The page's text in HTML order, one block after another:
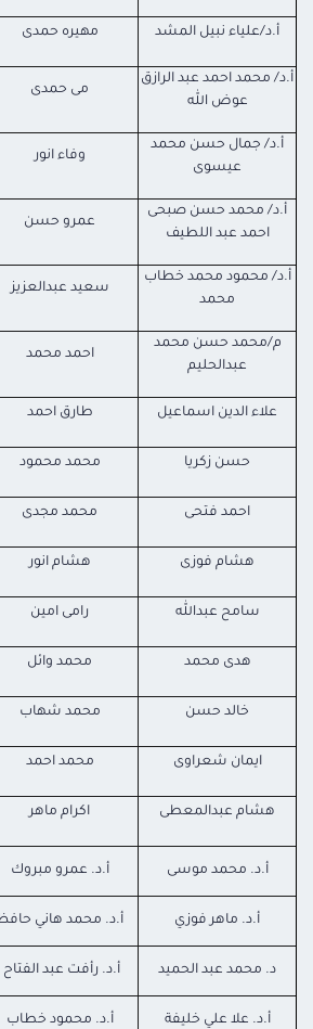
أ.د/علياء نبيل المشد مهيره حمدى
أ.د/ محمد احمد عبد الرازق
عوض الله
مى حمدى
أ.د/ جمال حسن محمد
عيسوى
وفاء انور
أ.د/ محمد حسن صبحى
احمد عبد اللطيف
عمرو حسن
أ.د/ محمود محمد خطاب
محمد
سعيد عبدالعزيز
م/محمد حسن محمد
عبدالحليم
احمد محمد
علاء الدين اسماعيل طارق احمد
حسن زكريا محمد محمود
احمد فتحى محمد مجدى
هشام فوزى هشام انور
سامح عبدالله رامى امين
هدى محمد محمد وائل
خالد حسن محمد شهاب
ايمان شعراوى محمد احمد
هشام عبدالمعطى
اكرام ماهر
أ.د. محمد موسى أ.د. عمرو مبروك
أ.د. ماهر فوزي أ.د. محمد هاني
د. محمد عبد الحميد أ.د. رأفت عبد الفتاح
أ.د. علا علي خليفة أ.د. محمود خطاب